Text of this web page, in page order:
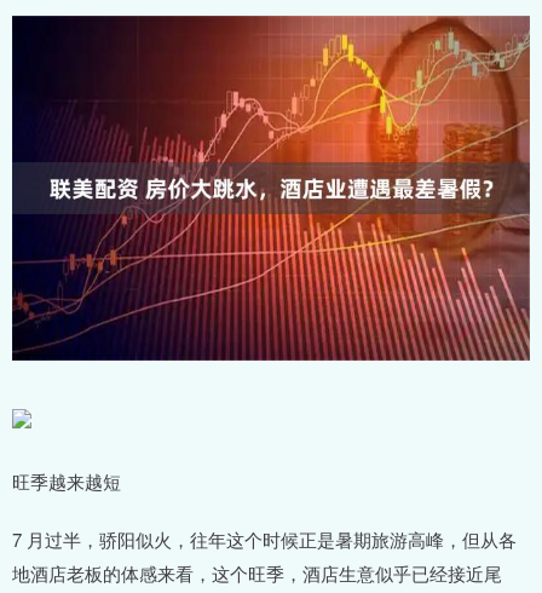
旺季越来越短
7 月过半，骄阳似火，往年这个时候正是暑期旅游高峰，但从各
地酒店老板的体感来看，这个旺季，酒店生意似乎已经接近尾